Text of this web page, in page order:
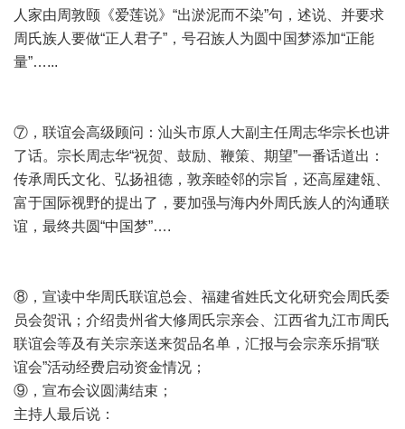
人家由周敦颐《爱莲说》“出淤泥而不染”句，述说、并要求
周氏族人要做“正人君子”，号召族人为圆中国梦添加“正能
量”…...
⑦，联谊会高级顾问：汕头市原人大副主任周志华宗长也讲
了话。宗长周志华“祝贺、鼓励、鞭策、期望”一番话道出：
传承周氏文化、弘扬祖德，敦亲睦邻的宗旨，还高屋建瓴、
富于国际视野的提出了，要加强与海内外周氏族人的沟通联
谊，最终共圆“中国梦”….
⑧，宣读中华周氏联谊总会、福建省姓氏文化研究会周氏委
员会贺讯；介绍贵州省大修周氏宗亲会、江西省九江市周氏
联谊会等及有关宗亲送来贺品名单，汇报与会宗亲乐捐“联
谊会”活动经费启动资金情况；
⑨，宣布会议圆满结束；
主持人最后说：